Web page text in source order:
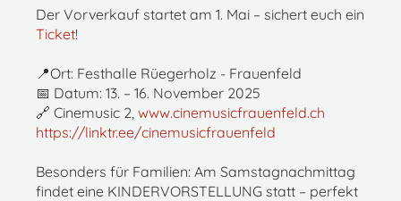
Der Vorverkauf startet am 1. Mai – sichert euch ein
Ticket!
📍Ort: Festhalle Rüegerholz - Frauenfeld
📅 Datum: 13. – 16. November 2025
🔗 Cinemusic 2, www.cinemusicfrauenfeld.ch
https://linktr.ee/cinemusicfrauenfeld
Besonders für Familien: Am Samstagnachmittag
findet eine KINDERVORSTELLUNG statt – perfekt